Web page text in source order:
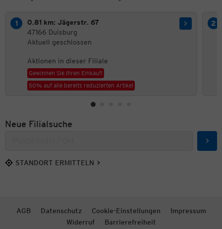
0.81 km: Jägerstr. 67
47166 Duisburg
Aktuell geschlossen
Aktionen in dieser Filiale
Gewinnen Sie Ihren Einkauf!
50% auf alle bereits reduzierten Artikel
Neue Filialsuche
STANDORT ERMITTELN
AGB Datenschutz Cookie-Einstellungen
Impressum
Widerruf
Barrierefreiheit